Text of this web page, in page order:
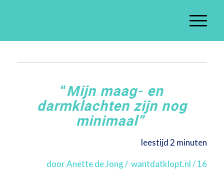
“Mijn maag- en
darmklachten zijn nog
minimaal”
leestijd 2 minuten
door Anette de Jong / wantdatklopt.nl / 16